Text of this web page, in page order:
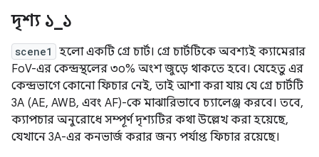
দৃশ্য ১ ১
scene1
হলো একটি গ্রে চার্ট। গ্রে চার্টটিকে অবশ্যই ক্যামেরার
FoV-এর কেন্দ্রস্থলের ৩০% অংশ জুড়ে থাকতে হবে। যেহেতু এর
কেন্দ্রভাগে কোনো ফিচার নেই, তাই আশা করা যায় যে গ্রে চার্টটি
3A (AE, AWB, এবং AF)-কে মাঝারিভাবে চ্যালেঞ্জ করবে। তবে,
ক্যাপচার অনুরোধে সম্পূর্ণ দৃশ্যটির কথা উল্লেখ করা হয়েছে,
যেখানে 3A-এর কনভার্জ করার জন্য পর্যাপ্ত ফিচার রয়েছে।